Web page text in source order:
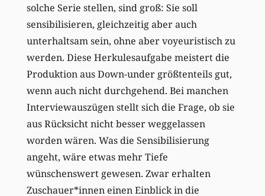
solche Serie stellen, sind groß: Sie soll
sensibilisieren, gleichzeitig aber auch
unterhaltsam sein, ohne aber voyeuristisch zu
werden. Diese Herkulesaufgabe meistert die
Produktion aus Down-under größtenteils gut,
wenn auch nicht durchgehend. Bei manchen
Interviewauszügen stellt sich die Frage, ob sie
aus Rücksicht nicht besser weggelassen
worden wären. Was die Sensibilisierung
angeht, wäre etwas mehr Tiefe
wünschenswert gewesen. Zwar erhalten
Zuschauer*innen einen Einblick in die